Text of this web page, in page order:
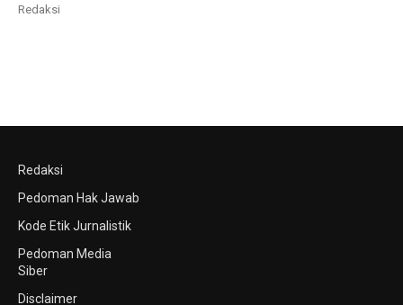
Redaksi
Redaksi
Pedoman Hak Jawab
Kode Etik Jurnalistik
Pedoman Media
Siber
Disclaimer